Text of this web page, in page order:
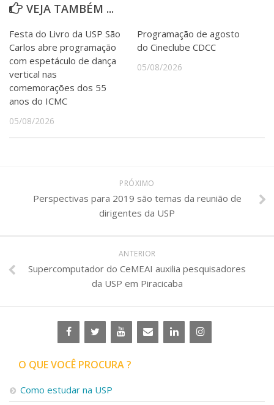
VEJA TAMBÉM ...
Festa do Livro da USP São
Carlos abre programação
com espetáculo de dança
vertical nas
comemorações dos 55
anos do ICMC
05/08/2026
Programação de agosto
do Cineclube CDCC
05/08/2026
PRÓXIMO
Perspectivas para 2019 são temas da reunião de
dirigentes da USP
ANTERIOR
Supercomputador do CeMEAI auxilia pesquisadores
da USP em Piracicaba
O QUE VOCÊ PROCURA ?
Como estudar na USP